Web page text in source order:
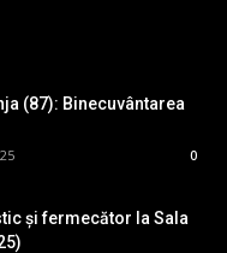
(87): Binecuvântarea
0
și fermecător la Sala